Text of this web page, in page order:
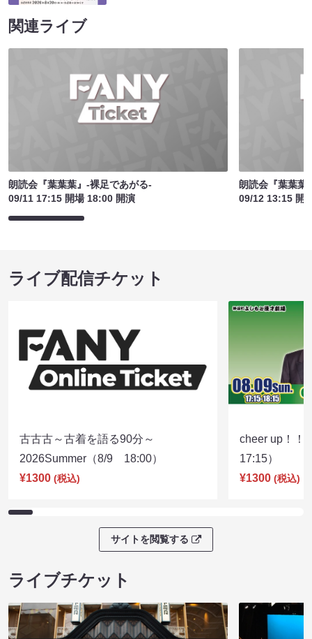
関連ライブ
朗読会『葉葉葉』-裸足であがる-
09/11 17:15 開場 18:00 開演
朗読会『葉葉葉
09/12 13:15 開
ライブ配信チケット
古古古～古着を語る90分～
2026Summer（8/9 18:00）
¥1300 (税込)
cheer up！
17:15）
¥1300 (税込)
サイトを閲覧する
ライブチケット